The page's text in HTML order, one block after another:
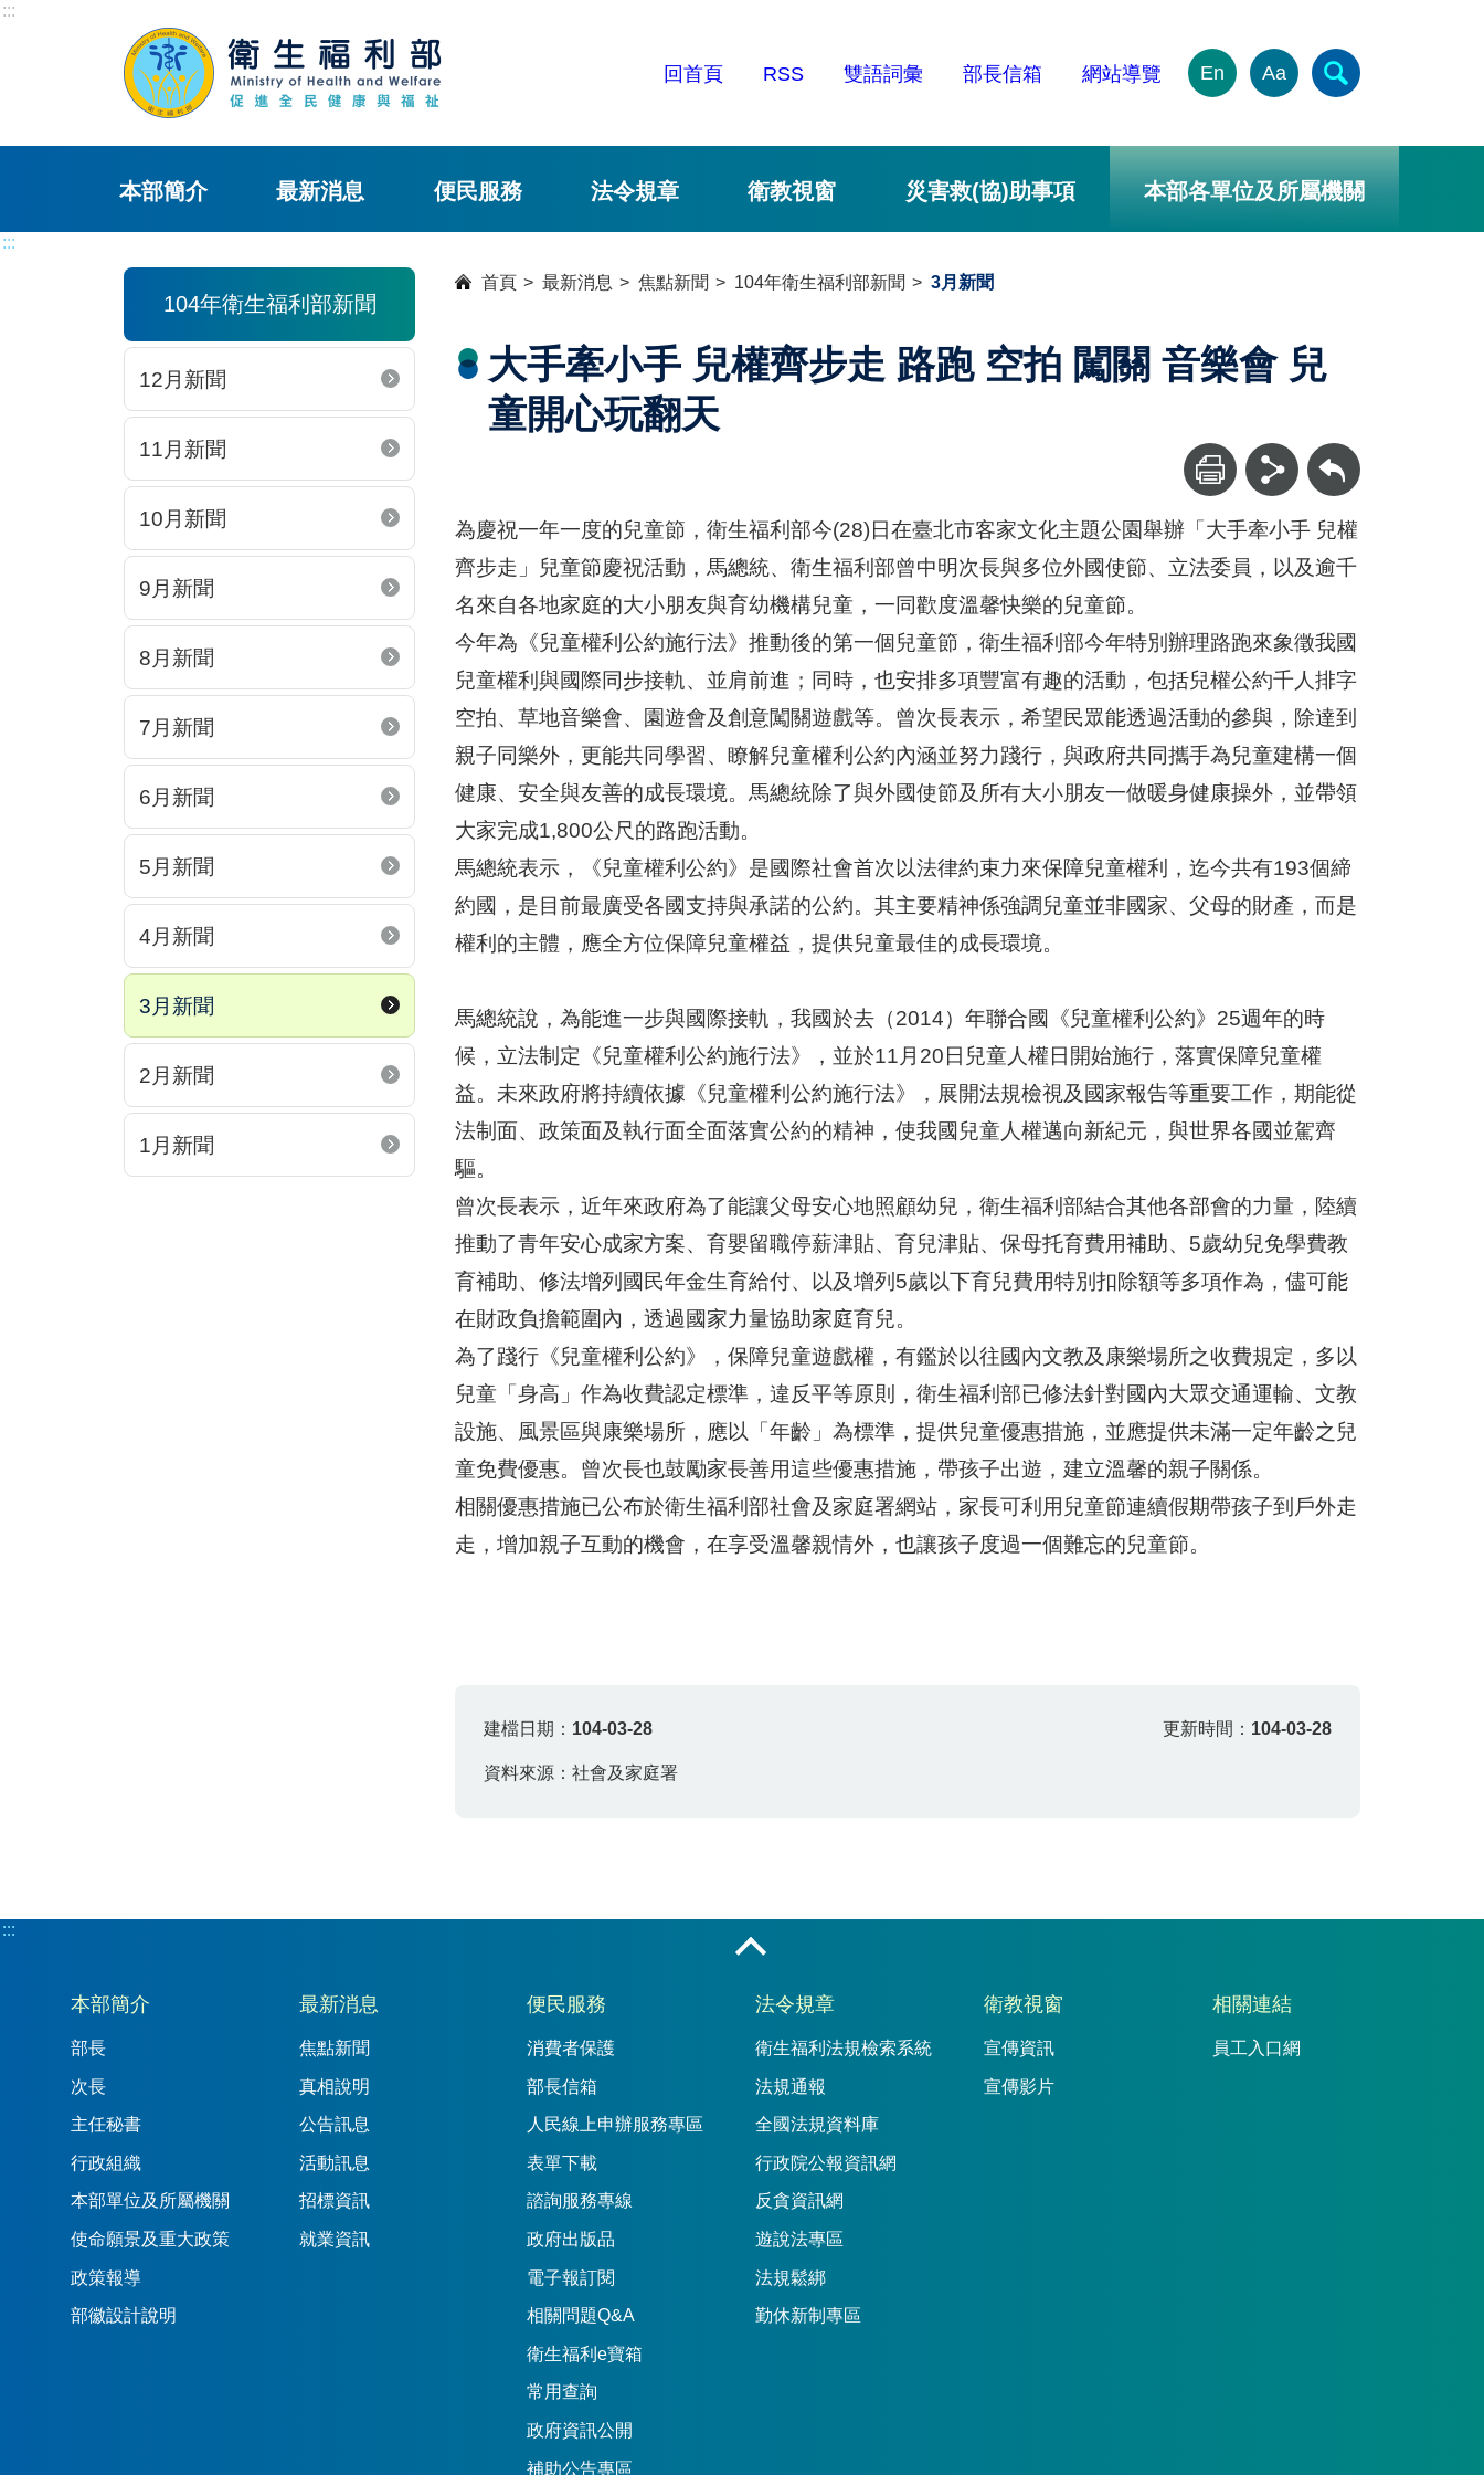
:::
回首頁 RSS 雙語詞彙 部長信箱 網站導覽 En Aa
本部簡介 最新消息 便民服務 法令規章 衛教視窗 災害救(協)助事項 本部各單位及所屬機關
:::
104年衛生福利部新聞
12月新聞
11月新聞
10月新聞
9月新聞
8月新聞
7月新聞
6月新聞
5月新聞
4月新聞
3月新聞
2月新聞
1月新聞
首頁 最新消息 焦點新聞 104年衛生福利部新聞 3月新聞
大手牽小手 兒權齊步走 路跑 空拍 闖關 音樂會 兒
童開心玩翻天
回上一頁
為慶祝一年一度的兒童節，衛生福利部今(28)日在臺北市客家文化主題公園舉辦「大手牽小手 兒權
齊步走」兒童節慶祝活動，馬總統、衛生福利部曾中明次長與多位外國使節、立法委員，以及逾千
名來自各地家庭的大小朋友與育幼機構兒童，一同歡度溫馨快樂的兒童節。
今年為《兒童權利公約施行法》推動後的第一個兒童節，衛生福利部今年特別辦理路跑來象徵我國
兒童權利與國際同步接軌、並肩前進；同時，也安排多項豐富有趣的活動，包括兒權公約千人排字
空拍、草地音樂會、園遊會及創意闖關遊戲等。曾次長表示，希望民眾能透過活動的參與，除達到
親子同樂外，更能共同學習、瞭解兒童權利公約內涵並努力踐行，與政府共同攜手為兒童建構一個
健康、安全與友善的成長環境。馬總統除了與外國使節及所有大小朋友一做暖身健康操外，並帶領
大家完成1,800公尺的路跑活動。
馬總統表示，《兒童權利公約》是國際社會首次以法律約束力來保障兒童權利，迄今共有193個締
約國，是目前最廣受各國支持與承諾的公約。其主要精神係強調兒童並非國家、父母的財產，而是
權利的主體，應全方位保障兒童權益，提供兒童最佳的成長環境。
馬總統說，為能進一步與國際接軌，我國於去（2014）年聯合國《兒童權利公約》25週年的時
候，立法制定《兒童權利公約施行法》，並於11月20日兒童人權日開始施行，落實保障兒童權
益。未來政府將持續依據《兒童權利公約施行法》，展開法規檢視及國家報告等重要工作，期能從
法制面、政策面及執行面全面落實公約的精神，使我國兒童人權邁向新紀元，與世界各國並駕齊
驅。
曾次長表示，近年來政府為了能讓父母安心地照顧幼兒，衛生福利部結合其他各部會的力量，陸續
推動了青年安心成家方案、育嬰留職停薪津貼、育兒津貼、保母托育費用補助、5歲幼兒免學費教
育補助、修法增列國民年金生育給付、以及增列5歲以下育兒費用特別扣除額等多項作為，儘可能
在財政負擔範圍內，透過國家力量協助家庭育兒。
為了踐行《兒童權利公約》，保障兒童遊戲權，有鑑於以往國內文教及康樂場所之收費規定，多以
兒童「身高」作為收費認定標準，違反平等原則，衛生福利部已修法針對國內大眾交通運輸、文教
設施、風景區與康樂場所，應以「年齡」為標準，提供兒童優惠措施，並應提供未滿一定年齡之兒
童免費優惠。曾次長也鼓勵家長善用這些優惠措施，帶孩子出遊，建立溫馨的親子關係。
相關優惠措施已公布於衛生福利部社會及家庭署網站，家長可利用兒童節連續假期帶孩子到戶外走
走，增加親子互動的機會，在享受溫馨親情外，也讓孩子度過一個難忘的兒童節。
建檔日期： 104-03-28 更新時間： 104-03-28
資料來源：社會及家庭署
:::
:::
本部簡介
部長
次長
主任秘書
行政組織
本部單位及所屬機關
使命願景及重大政策
政策報導
部徽設計說明
最新消息
焦點新聞
真相說明
公告訊息
活動訊息
招標資訊
就業資訊
便民服務
消費者保護
部長信箱
人民線上申辦服務專區
表單下載
諮詢服務專線
政府出版品
電子報訂閱
相關問題Q&A
衛生福利e寶箱
常用查詢
政府資訊公開
補助公告專區
法令規章
衛生福利法規檢索系統
法規通報
全國法規資料庫
行政院公報資訊網
反貪資訊網
遊說法專區
法規鬆綁
勤休新制專區
衛教視窗
宣傳資訊
宣傳影片
相關連結
員工入口網